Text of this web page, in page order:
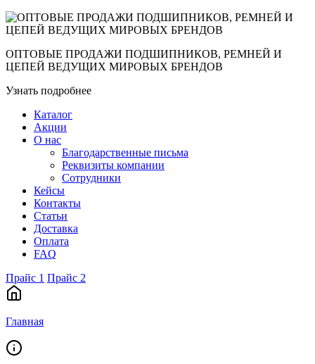
ОПТОВЫЕ ПРОДАЖИ ПОДШИПНИКОВ, РЕМНЕЙ И
ЦЕПЕЙ ВЕДУЩИХ МИРОВЫХ БРЕНДОВ
Узнать подробнее
Каталог
Акции
О нас
Благодарственные письма
Реквизиты компании
Сотрудники
Кейсы
Контакты
Статьи
Доставка
Оплата
FAQ
Прайс 1 Прайс 2
Главная